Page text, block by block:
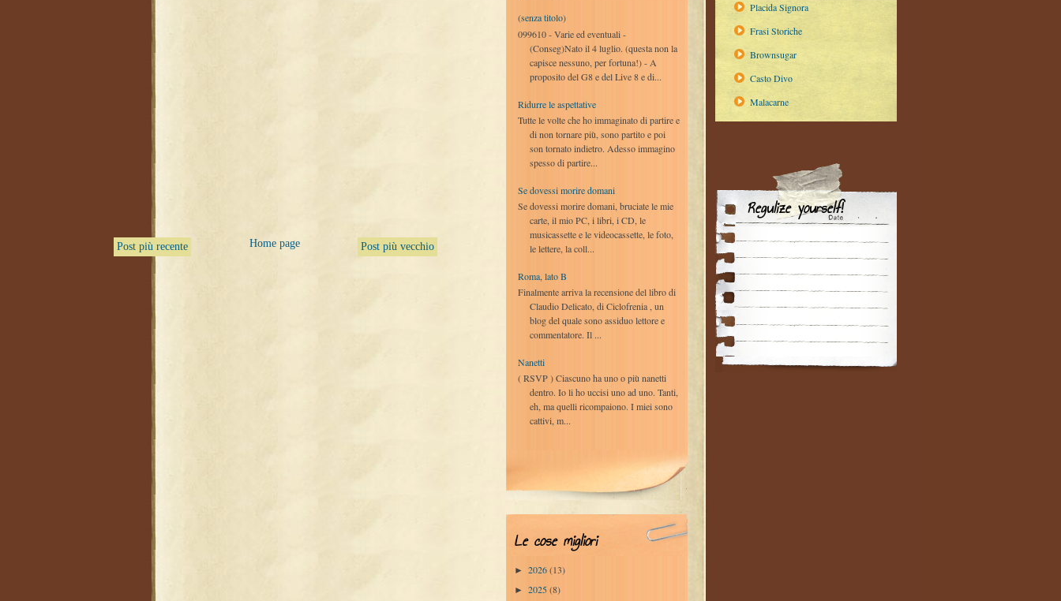
Post più recente Post più vecchio
Home page
Placida Signora
Frasi Storiche
Brownsugar
Casto Divo
Malacarne
Regulize yourself!
(senza titolo)
099610 - Varie ed eventuali -
(Conseg)Nato il 4 luglio. (questa non la
capisce nessuno, per fortuna!) - A
proposito del G8 e del Live 8 e di...
Ridurre le aspettative
Tutte le volte che ho immaginato di partire e
di non tornare più, sono partito e poi
son tornato indietro. Adesso immagino
spesso di partire...
Se dovessi morire domani
Se dovessi morire domani, bruciate le mie
carte, il mio PC, i libri, i CD, le
musicassette e le videocassette, le foto,
le lettere, la coll...
Roma, lato B
Finalmente arriva la recensione del libro di
Claudio Delicato, di Ciclofrenia , un
blog del quale sono assiduo lettore e
commentatore. Il ...
Nanetti
( RSVP ) Ciascuno ha uno o più nanetti
dentro. Io li ho uccisi uno ad uno. Tanti,
eh, ma quelli ricompaiono. I miei sono
cattivi, m...
Le cose migliori
► 2026(13)
► 2025(8)